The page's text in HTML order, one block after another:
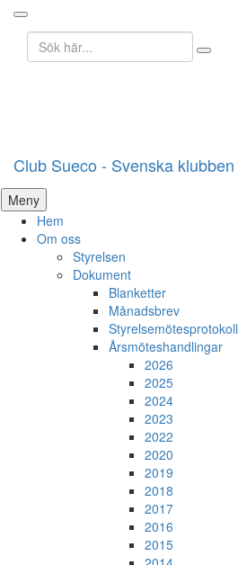
Sök
efter:
Club Sueco - Svenska klubben
Meny Hoppa
till
innehåll
Hem
Om oss
Styrelsen
Dokument
Blanketter
Månadsbrev
Styrelsemötesprotokoll
Årsmöteshandlingar
2026
2025
2024
2023
2022
2020
2019
2018
2017
2016
2015